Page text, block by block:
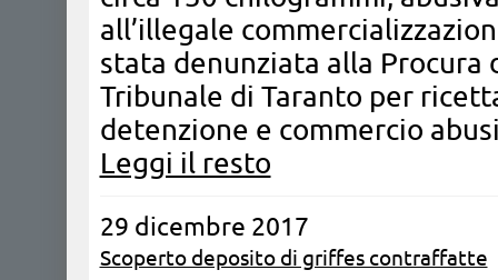
all’illegale
stata denunziata alla Procura
Tribunale di Taranto per
detenzione e commercio
Leggi il resto
29 dicembre 2017
Scoperto deposito di griffes contraffatte